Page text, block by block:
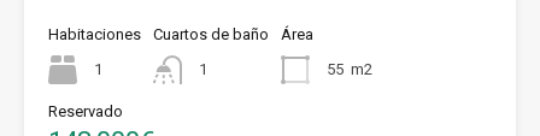
Habitaciones
1
Cuartos de baño
1
Área
55 m2
Reservado